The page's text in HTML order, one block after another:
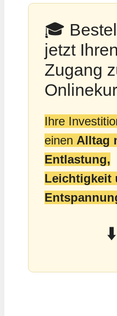
🎓
jetzt Ihren
Zugang
Ihre
einen Alltag
Entlastung,
Leichtigkeit
⬇️